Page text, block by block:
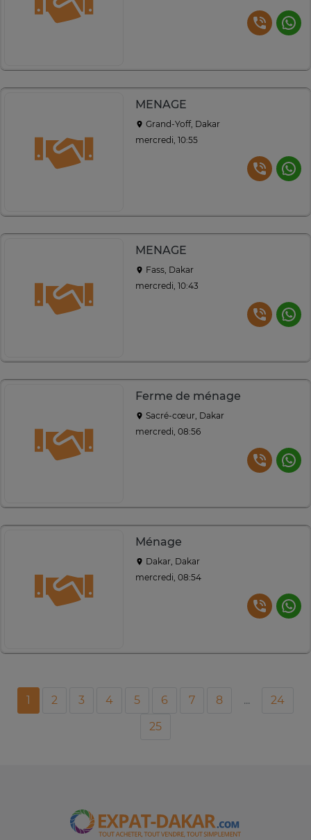
MENAGE
Grand-Yoff, Dakar
mercredi, 10:55
MENAGE
Fass, Dakar
mercredi, 10:43
Ferme de ménage
Sacré-cœur, Dakar
mercredi, 08:56
Ménage
Dakar, Dakar
mercredi, 08:54
1 2 3 4 5 6 7 8 ...
24
25